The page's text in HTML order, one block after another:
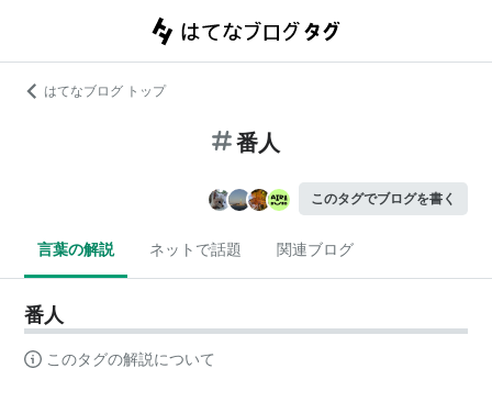
はてなブログ トップ
番人
このタグでブログを書く
言葉の解説 ネットで話題 関連ブログ
番人
このタグの解説について